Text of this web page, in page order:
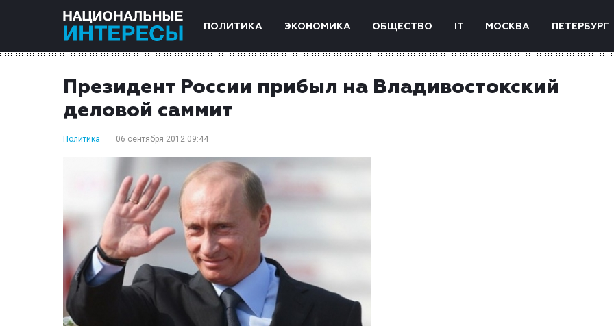
ПОЛИТИКА ЭКОНОМИКА ОБЩЕСТВО IT МОСКВА ПЕТЕРБУРГ
Президент России прибыл на Владивостокский
деловой саммит
Политика 06 сентября 2012 09:44